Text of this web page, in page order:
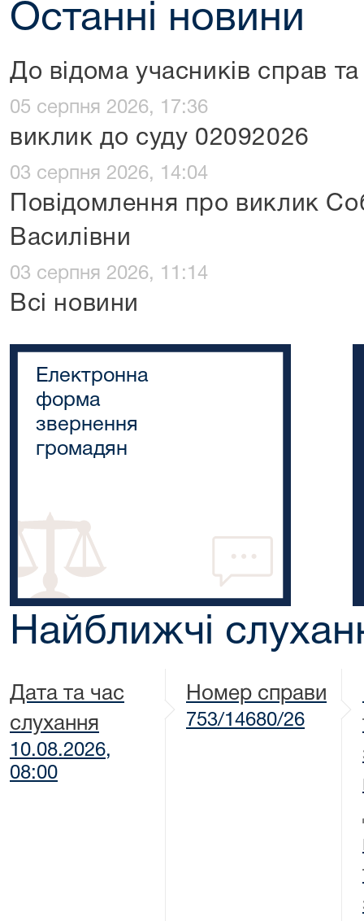
Останні новини
До відома учасників справ та
05 серпня 2026, 17:36
виклик до суду 02092026
03 серпня 2026, 14:04
Повідомлення про виклик
Василівни
03 серпня 2026, 11:14
Всі новини
Електронна
форма
звернення
громадян
Найближчі
Дата та час
слухання
10.08.2026,
08:00
Номер справи
753/14680/26